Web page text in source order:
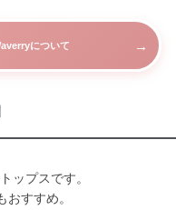
について →
ップスです。
すすめ。